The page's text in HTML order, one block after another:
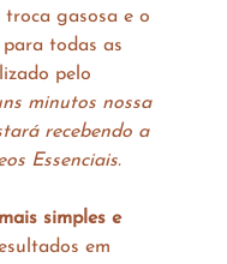
troca gasosa e o
todas as
pelo
minutos nossa
recebendo a
Essenciais.
simples e
em